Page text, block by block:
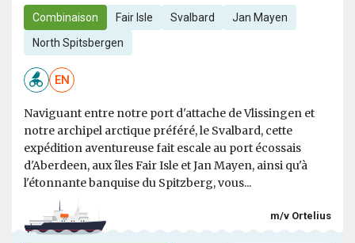
Combinaison Fair Isle Svalbard Jan Mayen
North Spitsbergen
EN
Naviguant entre notre port d'attache de Vlissingen et
notre archipel arctique préféré, le Svalbard, cette
expédition aventureuse fait escale au port écossais
d'Aberdeen, aux îles Fair Isle et Jan Mayen, ainsi qu'à
l'étonnante banquise du Spitzberg, vous...
m/v Ortelius